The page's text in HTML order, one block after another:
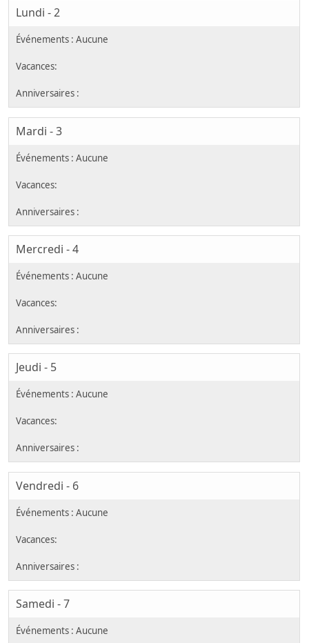
Lundi - 2
Mardi - 3
Mercredi - 4
Jeudi - 5
Vendredi - 6
Samedi - 7